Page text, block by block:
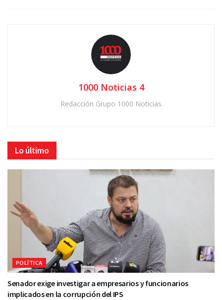
1000 Noticias 4
Redacción Grupo 1000 Noticias
Lo último
POLÍTICA
Senador exige investigar a empresarios y funcionarios
implicados en la corrupción del IPS